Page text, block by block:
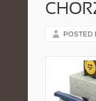
POSTED